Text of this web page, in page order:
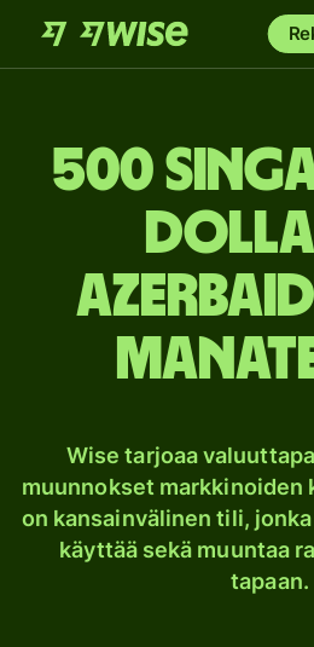
500
Wise tarjoaa
muunnokset markkinoiden
on kansainvälinen tili,
käyttää sekä muuntaa
tapaan.